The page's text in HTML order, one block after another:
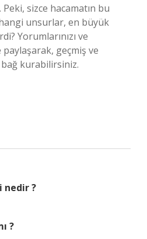
sizce hacamatın bu
unsurlar, en büyük
Yorumlarınızı ve
geçmiş ve
kurabilirsiniz.
nedir ?
?